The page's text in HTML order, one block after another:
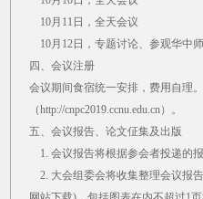
10月11日，全天会议
10月12日，专题讨论、参观华中
四、会议注册
会议期间食宿统一安排，费用自理
（http://cnpc2019.ccnu.edu.cn）。
五、会议报告、论文佂集及出版
1. 会议报告将根据参会者投递的
2. 大会组委会将收集整理会议报